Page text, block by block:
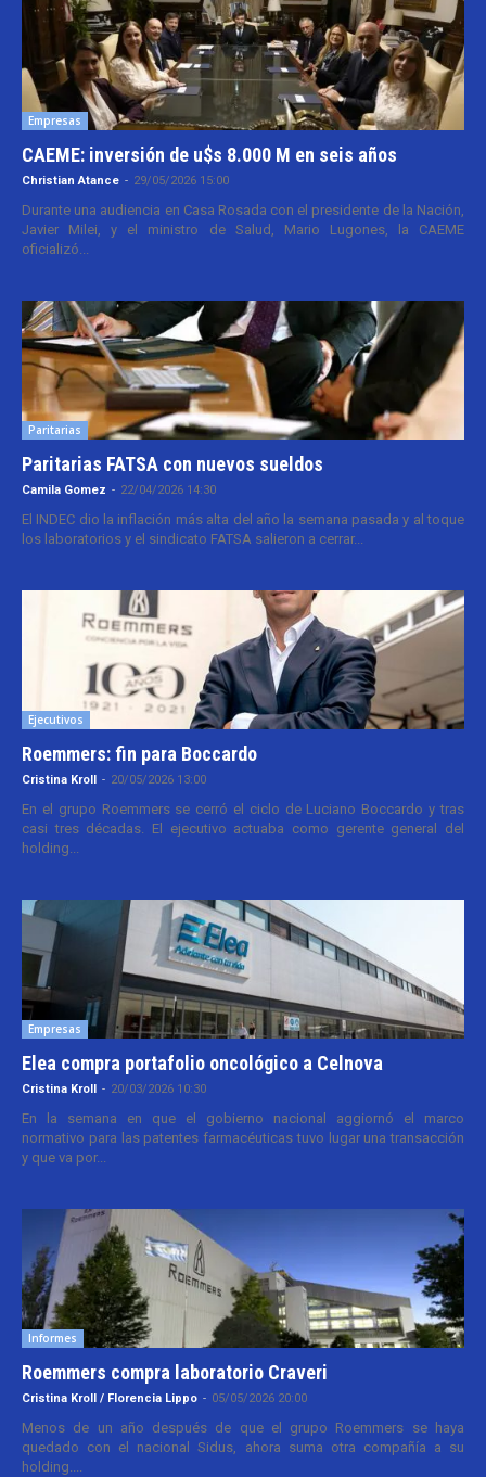
Empresas
CAEME: inversión de u$s 8.000 M en seis años
Christian Atance - 29/05/2026 15:00
Durante una audiencia en Casa Rosada con el presidente de la Nación,
Javier Milei, y el ministro de Salud, Mario Lugones, la CAEME
oficializó...
Paritarias
Paritarias FATSA con nuevos sueldos
Camila Gomez - 22/04/2026 14:30
El INDEC dio la inflación más alta del año la semana pasada y al toque
los laboratorios y el sindicato FATSA salieron a cerrar...
Ejecutivos
Roemmers: fin para Boccardo
Cristina Kroll - 20/05/2026 13:00
En el grupo Roemmers se cerró el ciclo de Luciano Boccardo y tras
casi tres décadas. El ejecutivo actuaba como gerente general del
holding...
Empresas
Elea compra portafolio oncológico a Celnova
Cristina Kroll - 20/03/2026 10:30
En la semana en que el gobierno nacional aggiornó el marco
normativo para las patentes farmacéuticas tuvo lugar una transacción
y que va por...
Informes
Roemmers compra laboratorio Craveri
Cristina Kroll / Florencia Lippo - 05/05/2026 20:00
Menos de un año después de que el grupo Roemmers se haya
quedado con el nacional Sidus, ahora suma otra compañía a su
holding....